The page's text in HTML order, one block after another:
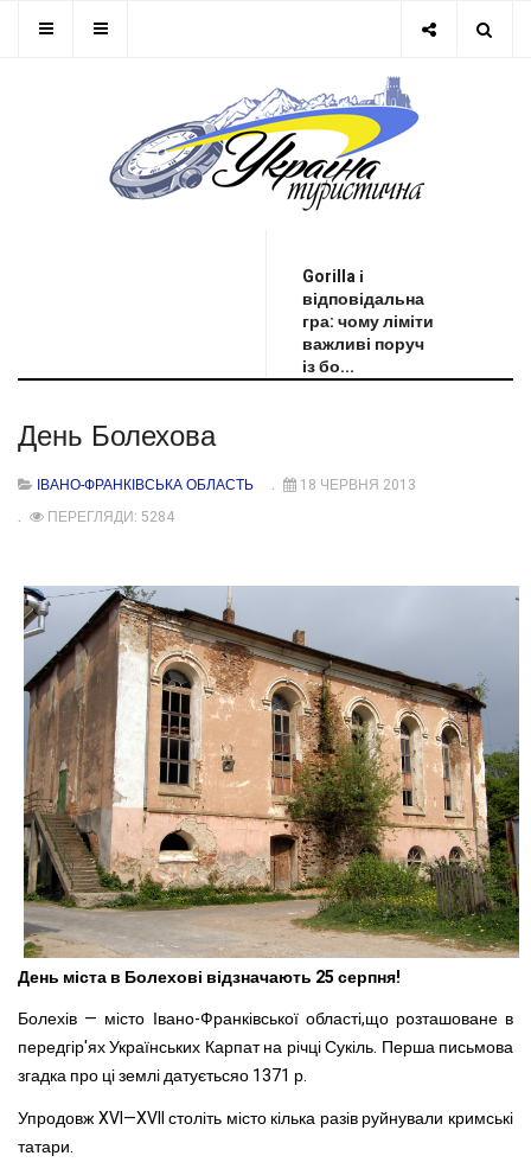
Gorilla і
відповідальна
гра: чому ліміти
важливі поруч
із бо...
День Болехова
ІВАНО-ФРАНКІВСЬКА ОБЛАСТЬ
18 ЧЕРВНЯ 2013
ПЕРЕГЛЯДИ: 5284
День міста в Болехові відзначають 25 серпня!
Болехів — місто Івано-Франківської області,що розташоване в
передгір'ях Українських Карпат на річці Сукіль. Перша письмова
згадка про ці землі датуєтьсяо 1371 р.
Упродовж XVI—XVII століть місто кілька разів руйнували кримські
татари.